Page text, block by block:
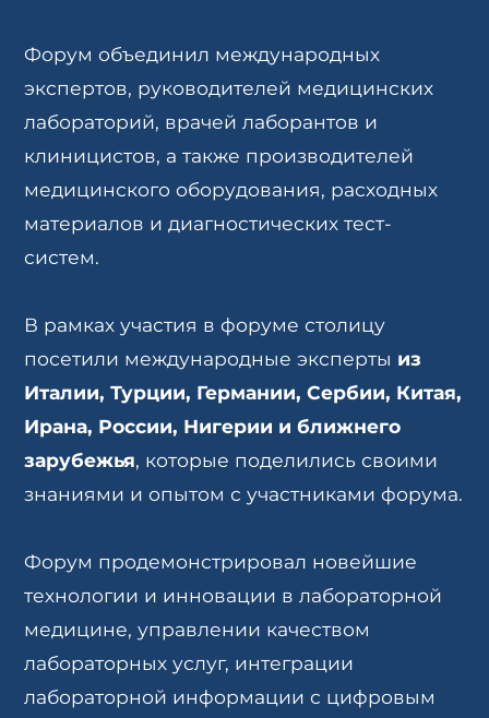
Форум объединил международных
экспертов, руководителей медицинских
лабораторий, врачей лаборантов и
клиницистов, а также производителей
медицинского оборудования, расходных
материалов и диагностических тест-
систем.
В рамках участия в форуме столицу
посетили международные эксперты из
Италии, Турции, Германии, Сербии, Китая,
Ирана, России, Нигерии и ближнего
зарубежья, которые поделились своими
знаниями и опытом с участниками форума.
Форум продемонстрировал новейшие
технологии и инновации в лабораторной
медицине, управлении качеством
лабораторных услуг, интеграции
лабораторной информации с цифровым